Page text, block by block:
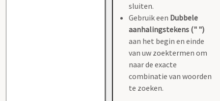
sluiten.
Gebruik een Dubbele
aanhalingstekens (" ")
aan het begin en einde
van uw zoektermen om
naar de exacte
combinatie van woorden
te zoeken.